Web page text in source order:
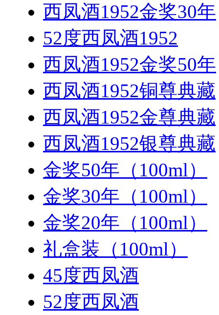
西凤酒1952金奖30年
52度西凤酒1952
西凤酒1952金奖50年
西凤酒1952铜尊典藏
西凤酒1952金尊典藏
西凤酒1952银尊典藏
金奖50年（100ml）
金奖30年（100ml）
金奖20年（100ml）
礼盒装（100ml）
45度西凤酒
52度西凤酒